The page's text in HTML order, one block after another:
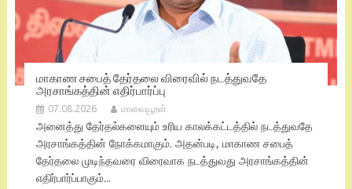
மாகாண சபைத் தேர்தலை விரைவில் நடத்துவதே
அரசாங்கத்தின் எதிர்பார்ப்பு
07.08.2026 மாவையூரன்
அனைத்து தேர்தல்களையும் உரிய காலக்கட்டத்தில் நடத்துவதே
அரசாங்கத்தின் நோக்கமாகும். அதன்படி, மாகாண சபைத்
தேர்தலை முடிந்தவரை விரைவாக நடத்துவது அரசாங்கத்தின்
எதிர்பார்ப்பாகும்...